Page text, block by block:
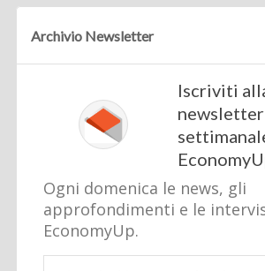
Archivio Newsletter
Iscriviti
newsletter
Ogni domenica le news, gli
approfondimenti e le
EconomyUp.